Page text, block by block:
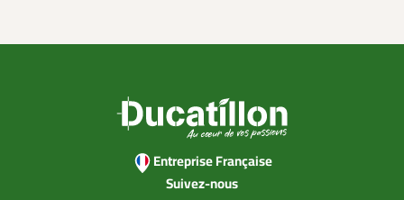
Entreprise Française
Suivez-nous